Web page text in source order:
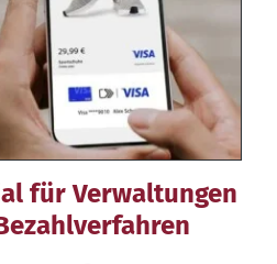
für Verwaltungen